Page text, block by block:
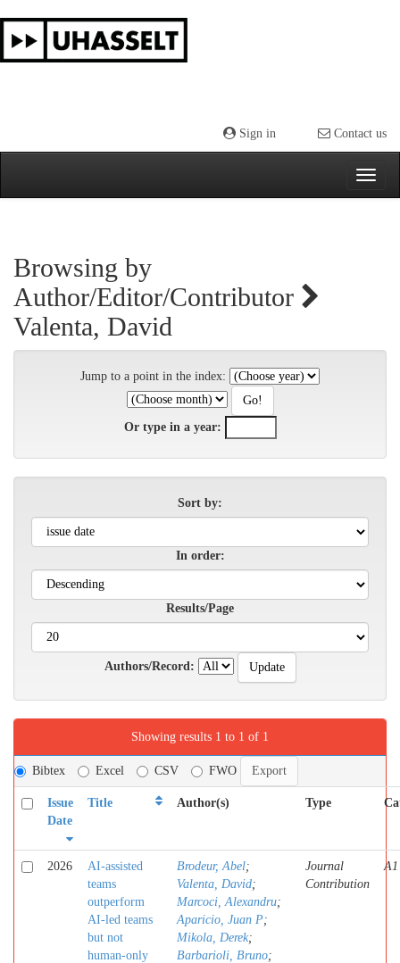
navigation
Sign in Contact us
Browsing by
Author/Editor/Contributor
Valenta, David
Jump to a point in the index:
Or type in a year:
Sort by:
In order:
Results/Page
Authors/Record:
Showing results 1 to 1 of 1
Bibtex Excel CSV FWO
Issue
Date
Title Author(s) Type
2026
AI-assisted
teams
outperform
AI-led teams
but not
human-only
Brodeur, Abel;
Valenta, David;
Marcoci, Alexandru;
Aparicio, Juan P;
Mikola, Derek;
Barbarioli, Bruno;
Journal
Contribution
A1